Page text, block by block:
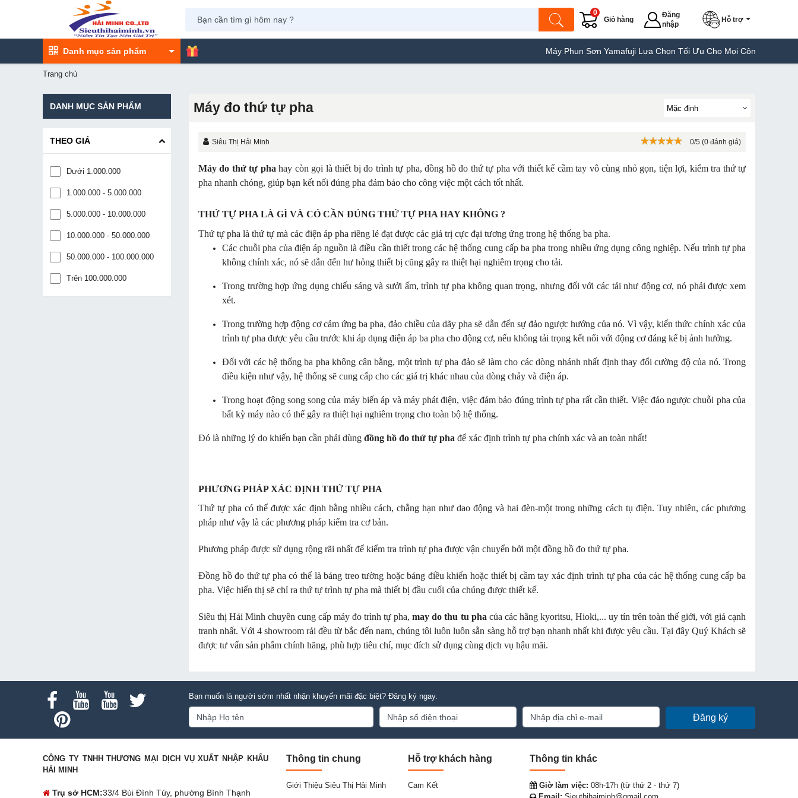
Giỏ hàng
0
Đăng
nhập
Hỗ trợ
Danh mục sản phẩm Máy Phun Sơn Yamafuji Lựa Chọn Tối Ưu Cho Mọi Công Trình
Trang chủ
Máy đo thứ tự pha
Siêu Thị Hải Minh 0/5 (0 đánh giá)
Máy đo thứ tự pha hay còn gọi là thiết bị đo trình tự pha, đồng hồ đo thứ tự pha với thiết kế cầm tay vô cùng nhỏ gọn, tiện lợi, kiểm tra thứ tự
pha nhanh chóng, giúp bạn kết nối đúng pha đảm bảo cho công việc một cách tốt nhất.
THỨ TỰ PHA LÀ GÌ VÀ CÓ CẦN ĐÚNG THỨ TỰ PHA HAY KHÔNG ?
Thứ tự pha là thứ tự mà các điện áp pha riêng lẻ đạt được các giá trị cực đại tương ứng trong hệ thống ba pha.
Các chuỗi pha của điện áp nguồn là điều cần thiết trong các hệ thống cung cấp ba pha trong nhiều ứng dụng công nghiệp. Nếu trình tự pha
không chính xác, nó sẽ dẫn đến hư hỏng thiết bị cũng gây ra thiệt hại nghiêm trọng cho tải.
Trong trường hợp ứng dụng chiếu sáng và sưởi ấm, trình tự pha không quan trọng, nhưng đối với các tải như động cơ, nó phải được xem
xét.
Trong trường hợp động cơ cảm ứng ba pha, đảo chiều của dãy pha sẽ dẫn đến sự đảo ngược hướng của nó. Vì vậy, kiến ​​thức chính xác của
trình tự pha được yêu cầu trước khi áp dụng điện áp ba pha cho động cơ, nếu không tải trọng kết nối với động cơ đáng kể bị ảnh hưởng.
Đối với các hệ thống ba pha không cân bằng, một trình tự pha đảo sẽ làm cho các dòng nhánh nhất định thay đổi cường độ của nó. Trong
điều kiện như vậy, hệ thống sẽ cung cấp cho các giá trị khác nhau của dòng chảy và điện áp.
Trong hoạt động song song của máy biến áp và máy phát điện, việc đảm bảo đúng trình tự pha rất cần thiết. Việc đảo ngược chuỗi pha của
bất kỳ máy nào có thể gây ra thiệt hại nghiêm trọng cho toàn bộ hệ thống.
Đó là những lý do khiến bạn cần phải dùng đồng hồ đo thứ tự pha để xác định trình tự pha chính xác và an toàn nhất!
PHƯƠNG PHÁP XÁC ĐỊNH THỨ TỰ PHA
Thứ tự pha có thể được xác định bằng nhiều cách, chẳng hạn như dao động và hai đèn-một trong những cách tụ điện. Tuy nhiên, các phương
pháp như vậy là các phương pháp kiểm tra cơ bản.
Phương pháp được sử dụng rộng rãi nhất để kiểm tra trình tự pha được vận chuyển bởi một đồng hồ đo thứ tự pha.
Đồng hồ đo thứ tự pha có thể là bảng treo tường hoặc bảng điều khiển hoặc thiết bị cầm tay xác định trình tự pha của các hệ thống cung cấp ba
pha. Việc hiển thị sẽ chỉ ra thứ tự trình tự pha mà thiết bị đầu cuối của chúng được thiết kế.
Siêu thị Hải Minh chuyên cung cấp máy đo trình tự pha,may do thu tu pha của các hãng kyoritsu, Hioki,... uy tín trên toàn thế giới, với giá cạnh
tranh nhất. Với 4 showroom rải đều từ bắc đến nam, chúng tôi luôn luôn sẵn sàng hỗ trợ bạn nhanh nhất khi được yêu cầu. Tại đây Quý Khách sẽ
được tư vấn sản phẩm chính hãng, phù hợp tiêu chí, mục đích sử dụng cùng dịch vụ hậu mãi.
DANH MỤC SẢN PHẨM
THEO GIÁ
Dưới 1.000.000
1.000.000 - 5.000.000
5.000.000 - 10.000.000
10.000.000 - 50.000.000
50.000.000 - 100.000.000
Trên 100.000.000
Bạn muốn là người sớm nhất nhận khuyến mãi đặc biệt? Đăng ký ngay.
Đăng ký
CÔNG TY TNHH THƯƠNG MẠI DỊCH VỤ XUẤT NHẬP KHẨU
HẢI MINH
Trụ sở HCM:33/4 Bùi Đình Túy, phường Bình Thạnh
Thông tin chung
Giới Thiệu Siêu Thị Hải Minh
Hỗ trợ khách hàng
Cam Kết
Thông tin khác
Giờ làm việc: 08h-17h (từ thứ 2 - thứ 7)